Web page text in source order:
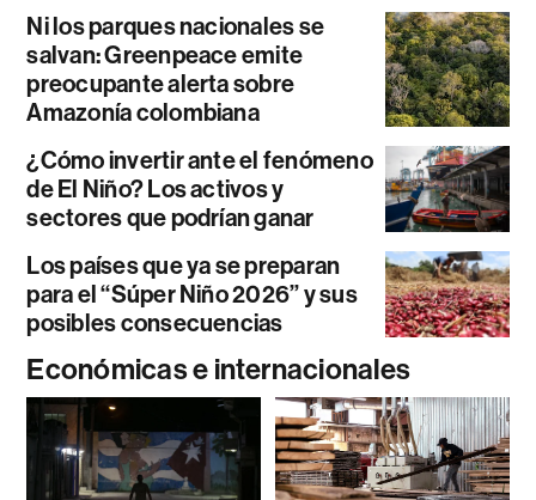
Ni los parques nacionales se
salvan: Greenpeace emite
preocupante alerta sobre
Amazonía colombiana
¿Cómo invertir ante el fenómeno
de El Niño? Los activos y
sectores que podrían ganar
Los países que ya se preparan
para el “Súper Niño 2026” y sus
posibles consecuencias
Económicas e internacionales